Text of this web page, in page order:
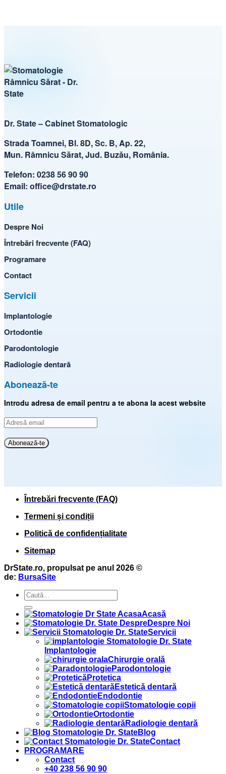
Dr. State – Cabinet Stomatologic
Strada Toamnei, Bl. 8D, Sc. B, Ap. 22,
Mun. Râmnicu Sărat, Jud. Buzău, România.
Telefon: 0238 56 90 90
Email: office@drstate.ro
Utile
Despre Noi
Întrebări frecvente (FAQ)
Programare
Contact
Servicii
Implantologie
Ortodontie
Parodontologie
Radiologie dentară
Abonează-te
Introdu adresa de email pentru a te abona la acest website
Adresă
Abonează-te
Întrebări frecvente (FAQ)
Termeni și condiții
Politică de confidențialitate
Sitemap
DrState.ro, propulsat pe anul 2026 ©
de: BursaSite
Acasă
Despre Noi
Servicii
Implantologie
Chirurgie orală
Parodontologie
Protetica
Estetică dentară
Endodontie
Stomatologie copii
Ortodontie
Radiologie dentară
Blog
Contact
PROGRAMARE
Contact
+40 238 56 90 90